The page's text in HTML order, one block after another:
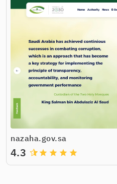
nazaha.gov.sa
grade
grade
grade
grade
4.3